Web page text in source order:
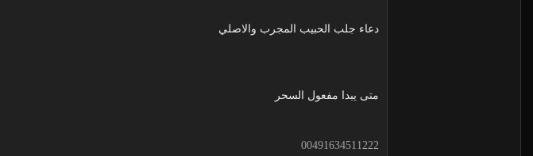
دعاء جلب الحبيب المجرب والاصلي
متى يبدا مفعول السحر
00491634511222